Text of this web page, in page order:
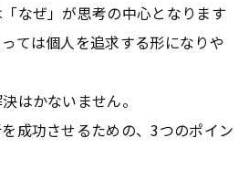
なぜ」が思考の中心となります
ては個人を追求する形になりや
はかないません。
成功させるための、3つのポイン